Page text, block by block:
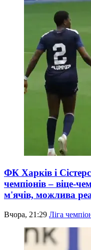
ФК Харків і
чемпіонів – віце-
м'ячів, можлива
Вчора, 21:29 Ліга